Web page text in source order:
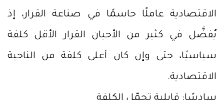
الاقتصادية عاملًا حاسمًا في صناعة القرار، إذ
يُفضَّل في كثير من الأحيان القرار الأقل كلفة
سياسيًا، حتى وإن كان أعلى كلفة من الناحية
الاقتصادية.